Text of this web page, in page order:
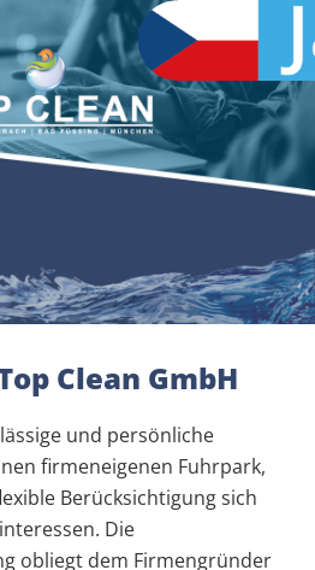
Clean GmbH
und persönliche
firmeneigenen Fuhrpark,
Berücksichtigung sich
Die
obliegt dem Firmengründer